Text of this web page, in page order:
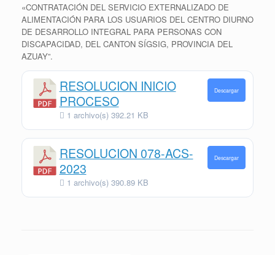
«CONTRATACIÓN DEL SERVICIO EXTERNALIZADO DE
ALIMENTACIÓN PARA LOS USUARIOS DEL CENTRO DIURNO
DE DESARROLLO INTEGRAL PARA PERSONAS CON
DISCAPACIDAD, DEL CANTON SÍGSIG, PROVINCIA DEL
AZUAY”.
RESOLUCION INICIO
PROCESO
1 archivo(s) 392.21 KB
Descargar
RESOLUCION 078-ACS-
2023
1 archivo(s) 390.89 KB
Descargar